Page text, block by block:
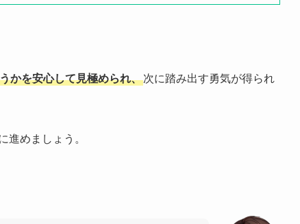
かを安心して見極められ、次に踏み出す勇気が得られ
進めましょう。